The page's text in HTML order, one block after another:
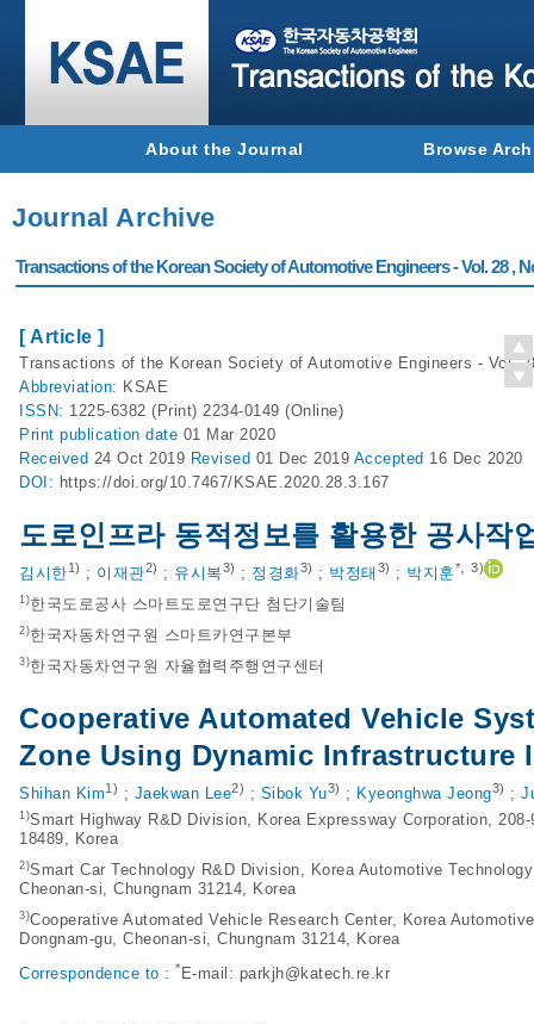
About the Journal Browse
Journal Archive
Transactions of the Korean Society of Automotive Engineers - Vol. 28 ,
[ Article ]
Transactions of the Korean Society of Automotive Engineers - Vol.
Abbreviation: KSAE
ISSN: 1225-6382 (Print) 2234-0149 (Online)
Print publication date 01 Mar 2020
Received 24 Oct 2019 Revised 01 Dec 2019 Accepted 16 Dec 2020
DOI: https://doi.org/10.7467/KSAE.2020.28.3.167
도로인프라 동적정보를 활용한 공사작
김시한1) ; 이재관2) ; 유시복3) ; 정경화3) ; 박정태 3) ; 박지훈*, 3)
1)한국도로공사 스마트도로연구단 첨단기술팀
2)한국자동차연구원 스마트카연구본부
3)한국자동차연구원 자율협력주행연구센터
Cooperative Automated Vehicle
Zone Using Dynamic Infrastructure
Shihan Kim1) ; Jaekwan Lee2) ; Sibok Yu3) ; Kyeonghwa Jeong3) ;
1)Smart Highway R&D Division, Korea Expressway Corporation,
18489, Korea
2)Smart Car Technology R&D Division, Korea Automotive
Cheonan-si, Chungnam 31214, Korea
3)Cooperative Automated Vehicle Research Center, Korea
Dongnam-gu, Cheonan-si, Chungnam 31214, Korea
Correspondence to : * E-mail: parkjh@katech.re.kr